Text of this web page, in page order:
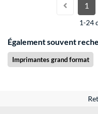
1
1-24
Également souvent
Imprimantes grand format